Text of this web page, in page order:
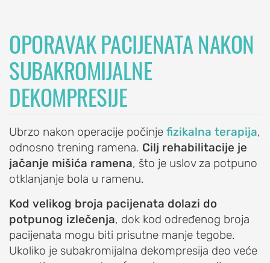
ramena
Raskid
tetive
rotatorne
manžetne
Iritacija
tetive
duge
glave
Artritis
ramena
(okoštavanje
ramena)
OPORAVAK PACIJENATA NAKON
SUBAKROMIJALNE
DEKOMPRESIJE
Ubrzo nakon operacije počinje fizikalna terapija,
odnosno trening ramena. Cilj rehabilitacije je
jačanje mišića ramena, što je uslov za potpuno
otklanjanje bola u ramenu.
Kod velikog broja pacijenata dolazi do
potpunog izlečenja, dok kod određenog broja
pacijenata mogu biti prisutne manje tegobe.
Ukoliko je subakromijalna dekompresija deo veće